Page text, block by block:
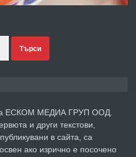
преди 1 година
Търси
на ЕСКОМ МЕДИА ГРУП ООД.
и други текстови,
в сайта, са
ако изрично е посочено